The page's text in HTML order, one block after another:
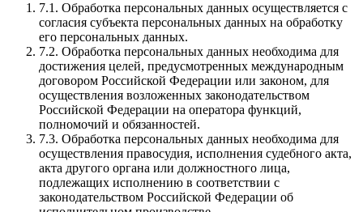
7.1. Обработка персональных данных осуществляется с
согласия субъекта персональных данных на обработку
его персональных данных.
7.2. Обработка персональных данных необходима для
достижения целей, предусмотренных международным
договором Российской Федерации или законом, для
осуществления возложенных законодательством
Российской Федерации на оператора функций,
полномочий и обязанностей.
7.3. Обработка персональных данных необходима для
осуществления правосудия, исполнения судебного акта,
акта другого органа или должностного лица,
подлежащих исполнению в соответствии с
законодательством Российской Федерации об